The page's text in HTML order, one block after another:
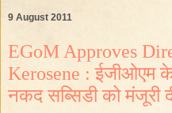
9 August 2011
EGoM Approves
Kerosene : ईजीओएम
नकद सब्सिडी को मंजूरी